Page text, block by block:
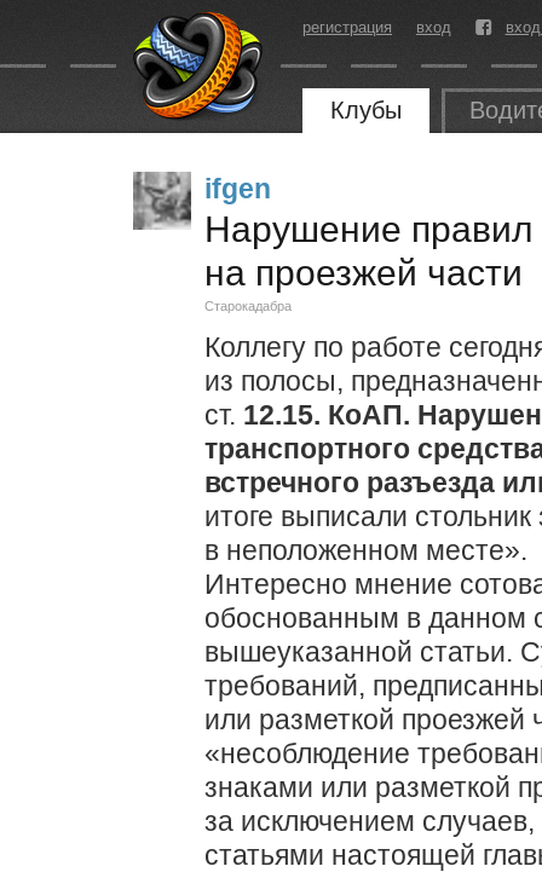
регистрация вход
Клубы
ifgen
Нарушение
на проезжей части
Старокадабра
Коллегу по работе
из полосы,
ст. 12.15. КоАП.
транспортного
встречного разъезда
итоге выписали
в неположенном месте».
Интересно мнение
обоснованным в данном
вышеуказанной статьи.
требований,
или разметкой проезжей
«несоблюдение
знаками или разметкой
за исключением
статьями настоящей